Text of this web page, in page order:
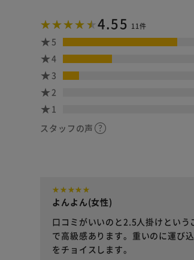
4.55 11件
5
4
3
2
1
スタッフの声
よんよん(女性)
口コミがいいのと2.5人掛けとい
で高級感あります。重いのに運び
をチョイスします。